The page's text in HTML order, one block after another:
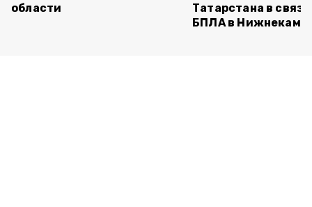
области
Татарстана в
БПЛА в